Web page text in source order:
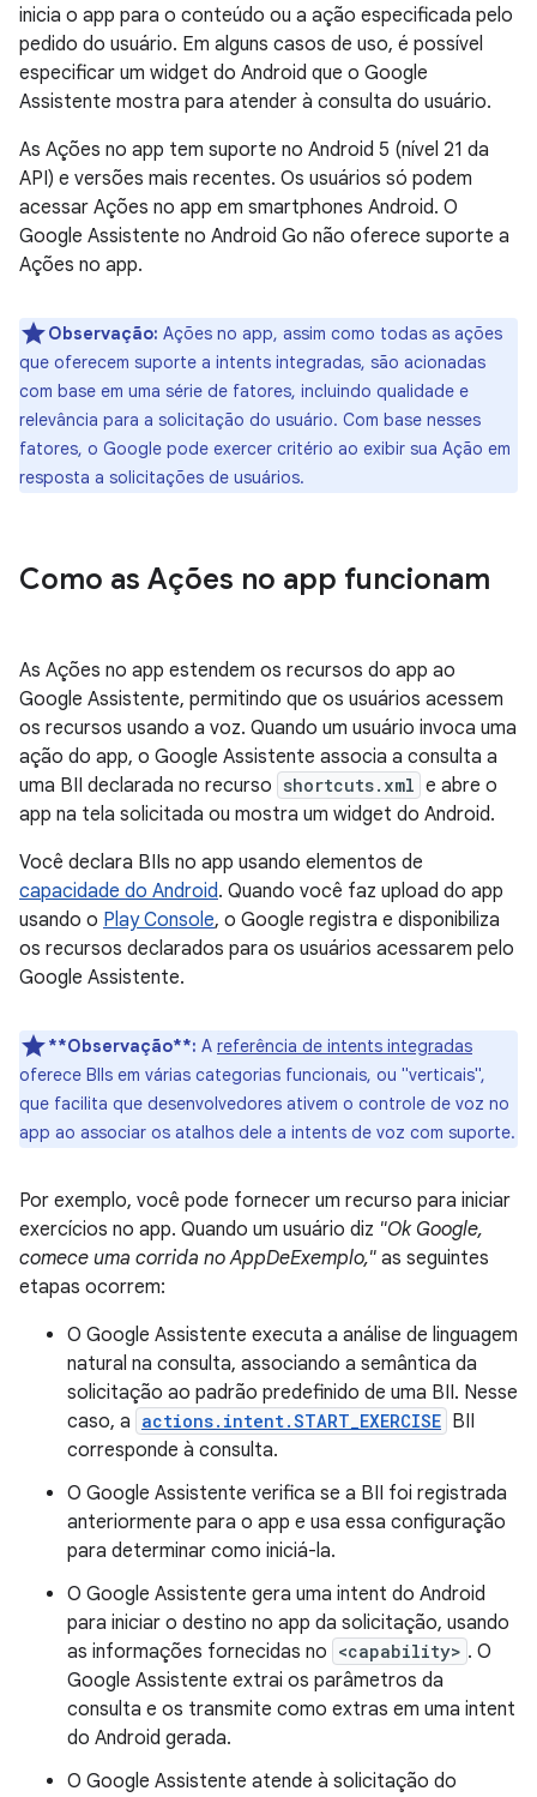
inicia o app para o conteúdo ou a ação especificada pelo
pedido do usuário. Em alguns casos de uso, é possível
especificar um widget do Android que o Google
Assistente mostra para atender à consulta do usuário.
As Ações no app tem suporte no Android 5 (nível 21 da
API) e versões mais recentes. Os usuários só podem
acessar Ações no app em smartphones Android. O
Google Assistente no Android Go não oferece suporte a
Ações no app.
Observação: Ações no app, assim como todas as ações
que oferecem suporte a intents integradas, são acionadas
com base em uma série de fatores, incluindo qualidade e
relevância para a solicitação do usuário. Com base nesses
fatores, o Google pode exercer critério ao exibir sua Ação em
resposta a solicitações de usuários.
Como as Ações no app funcionam
As Ações no app estendem os recursos do app ao
Google Assistente, permitindo que os usuários acessem
os recursos usando a voz. Quando um usuário invoca uma
ação do app, o Google Assistente associa a consulta a
uma BII declarada no recurso shortcuts.xml e abre o
app na tela solicitada ou mostra um widget do Android.
Você declara BIIs no app usando elementos de
capacidade do Android. Quando você faz upload do app
usando o Play Console, o Google registra e disponibiliza
os recursos declarados para os usuários acessarem pelo
Google Assistente.
**Observação**: A referência de intents integradas
oferece BIIs em várias categorias funcionais, ou "verticais",
que facilita que desenvolvedores ativem o controle de voz no
app ao associar os atalhos dele a intents de voz com suporte.
Por exemplo, você pode fornecer um recurso para iniciar
exercícios no app. Quando um usuário diz "Ok Google,
comece uma corrida no AppDeExemplo," as seguintes
etapas ocorrem:
O Google Assistente executa a análise de linguagem
natural na consulta, associando a semântica da
solicitação ao padrão predefinido de uma BII. Nesse
caso, a actions.intent.START_EXERCISE BII
corresponde à consulta.
O Google Assistente verifica se a BII foi registrada
anteriormente para o app e usa essa configuração
para determinar como iniciá-la.
O Google Assistente gera uma intent do Android
para iniciar o destino no app da solicitação, usando
as informações fornecidas no <capability> . O
Google Assistente extrai os parâmetros da
consulta e os transmite como extras em uma intent
do Android gerada.
O Google Assistente atende à solicitação do